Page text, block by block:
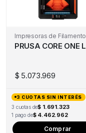
Impresoras de Filamento
PRUSA CORE ONE L
$ 5.073.969
3 CUOTAS SIN INTERÉS
3 cuotas de$ 1.691.323
1 pago de$ 4.462.962
Comprar